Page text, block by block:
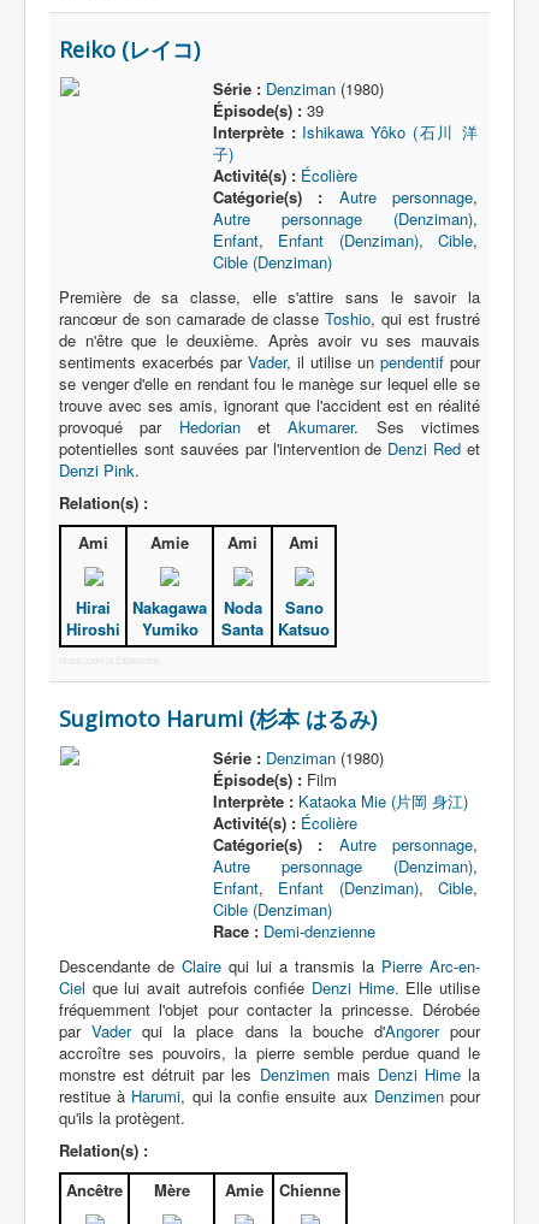
Reiko (レイコ)
Série : Denziman(1980)
Épisode(s) :39
Interprète : Ishikawa Yôko (石川 洋
子)
Activité(s) : Écolière
Catégorie(s) :
Autre personnage,
Autre personnage (Denziman),
Enfant, Enfant (Denziman),Cible,
Cible (Denziman)
Première de sa classe, elle s'attire sans le savoir la
rancœur de son camarade de classeToshio, qui est frustré
de n'être que le deuxième. Après avoir vu ses mauvais
sentiments exacerbés par Vader, il utilise un pendentif pour
se venger d'elle en rendant fou le manège sur lequel elle se
trouve avec ses amis, ignorant que l'accident est en réalité
provoqué par HedorianetAkumarer. Ses victimes
potentielles sont sauvées par l'intervention de Denzi Red et
Denzi Pink.
Relation(s) :
Ami
Hirai
Hiroshi
Amie
Nakagawa
Yumiko
Ami
Noda
Santa
Ami
Sano
Katsuo
More Joomla Extensions
Sugimoto Harumi (杉本 はるみ)
Série : Denziman(1980)
Épisode(s) :Film
Interprète : Kataoka Mie (片岡 身江)
Activité(s) : Écolière
Catégorie(s) :
Autre personnage,
Autre personnage (Denziman),
Enfant, Enfant (Denziman),Cible,
Cible (Denziman)
Race : Demi-denzienne
Descendante de Claire qui lui a transmis la Pierre Arc-en-
Ciel que lui avait autrefois confiée Denzi Hime. Elle utilise
fréquemment l'objet pour contacter la princesse. Dérobée
parVaderqui la place dans la bouche d'Angorerpour
accroître ses pouvoirs, la pierre semble perdue quand le
monstre est détruit par les Denzimenmais Denzi Himela
restitue à Harumi, qui la confie ensuite aux Denzimenpour
qu'ils la protègent.
Relation(s) :
Ancêtre
Mère Amie Chienne